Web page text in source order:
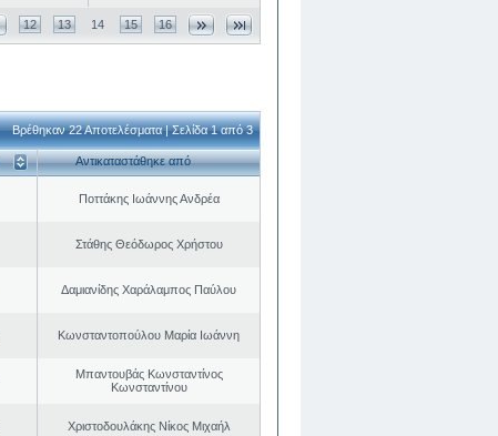
12 13 14 15 16
Βρέθηκαν 22 Αποτελέσματα | Σελίδα 1 από 3
Αντικαταστάθηκε από
Ποττάκης Ιωάννης Ανδρέα
Στάθης Θεόδωρος Χρήστου
Δαμιανίδης Χαράλαμπος Παύλου
Κωνσταντοπούλου Μαρία Ιωάννη
Μπαντουβάς Κωνσταντίνος
Κωνσταντίνου
Χριστοδουλάκης Νίκος Μιχαήλ